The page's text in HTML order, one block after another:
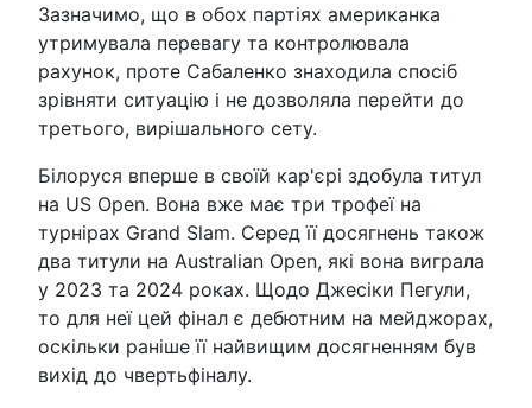
Зазначимо, що в обох партіях американка
утримувала перевагу та контролювала
рахунок, проте Сабаленко знаходила спосіб
зрівняти ситуацію і не дозволяла перейти до
третього, вирішального сету.
Білоруся вперше в своїй кар'єрі здобула титул
на US Open. Вона вже має три трофеї на
турнірах Grand Slam. Серед її досягнень також
два титули на Australian Open, які вона виграла
у 2023 та 2024 роках. Щодо Джесіки Пегули,
то для неї цей фінал є дебютним на мейджорах,
оскільки раніше її найвищим досягненням був
вихід до чвертьфіналу.